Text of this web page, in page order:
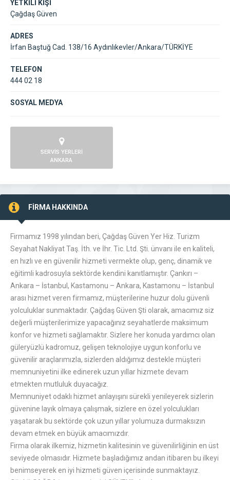
YETKİLİ KİŞİ
Çağdaş Güven
ADRES
İrfan Baştuğ Cad. 138/16 Aydınlıkevler/Ankara/TÜRKİYE
TELEFON
444 02 18
SOSYAL MEDYA
SERVİS YERLERİ
ANKARA
FİRMA HAKKINDA
Firmamız 1998 yılından beri, Çağdaş Güven Yer Hiz. Turizm
Seyahat Nakliyat Taş. İth. ve İhr. Tic. Ltd. Şti. ünvanı ile en kaliteli,
en hızlı ve en güvenilir hizmeti vermekte olup, genç, dinamik ve
eğitimli kadrosuyla sektörde kendini kanıtlamıştır. Çankırı –
Ankara – İstanbul, Kastamonu – Ankara, Kastamonu – İstanbul
arası hizmet veren firmamız, müşterilerine huzur dolu güvenli
yolculuklar sunmaktadır. Çağdaş Güven Şti olarak, amacımız siz
değerli müşterilerimize yapacağınız seyahatlerde maksimum
konfor ve hizmeti sağlamaktır. Sizlere her konuda yardımcı olan
güleryüzlü kadromuz, gelişen teknolojiye uygun konforlu ve
güvenilir araçlarımızla, sizlerden aldığımız destekle müşteri
memnuniyetini ilke edinerek uzun yıllar hizmete devam
etmekten mutluluk duyacağız.
Memnuniyet odaklı hizmet anlayışını sürekli yenileyerek sizlerin
güvenine layık olmaya çalışmak, sizlere en özel yolculukları
yaşatarak bu sektörde çok uzun yıllar yolumuza durmaksızın
devam etmek en büyük amacımızdır.
Firma olarak ilkemiz, hizmetin kalitesinin ve güvenilirliğinin en üst
seviyede olmasıdır. Hizmete başladığımız andan itibaren bu ilkeyi
benimseyerek en iyi hizmeti güven içerisinde sunmaktayız.